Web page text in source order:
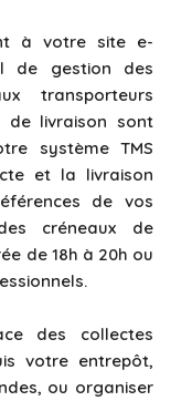
à votre site e-
de gestion des
transporteurs
de livraison sont
système TMS
et la livraison
de vos
créneaux de
de 18h à 20h ou
des collectes
votre entrepôt,
ou organiser